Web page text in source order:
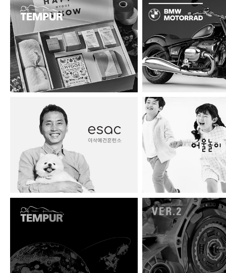
템퍼 휘게 BMW
이삭애견훈련소 어울놀이 패밀리
템퍼 아폴로11 달착륙 5… 테너지 ver.2